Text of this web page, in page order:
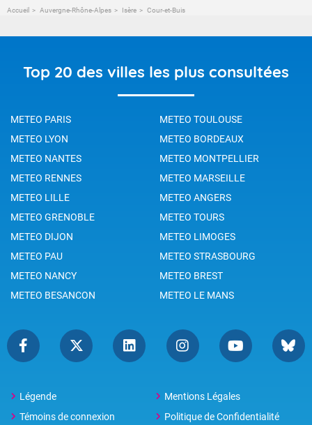
Accueil Auvergne-Rhône-Alpes Isère Cour-et-Buis
Top 20 des villes les plus consultées
METEO PARIS
METEO TOULOUSE
METEO LYON
METEO BORDEAUX
METEO NANTES
METEO MONTPELLIER
METEO RENNES
METEO MARSEILLE
METEO LILLE
METEO ANGERS
METEO GRENOBLE
METEO TOURS
METEO DIJON
METEO LIMOGES
METEO PAU
METEO STRASBOURG
METEO NANCY
METEO BREST
METEO BESANCON
METEO LE MANS
Légende
Mentions Légales
Témoins de connexion
Politique de Confidentialité